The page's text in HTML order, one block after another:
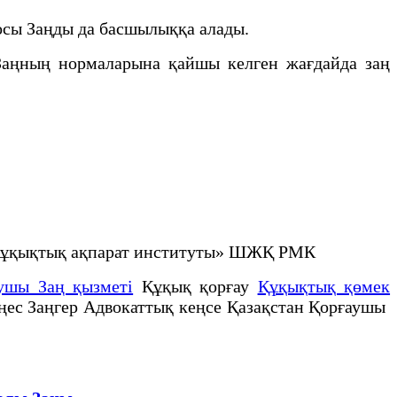
Заңды да басшылыққа алады.
нормаларына қайшы келген жағдайда заң
құқықтық ақпарат институты» ШЖҚ РМК
Заң қызметі Құқық қорғау Құқықтық қөмек
Заңгер Адвокаттық кеңсе Қазақстан Қорғаушы